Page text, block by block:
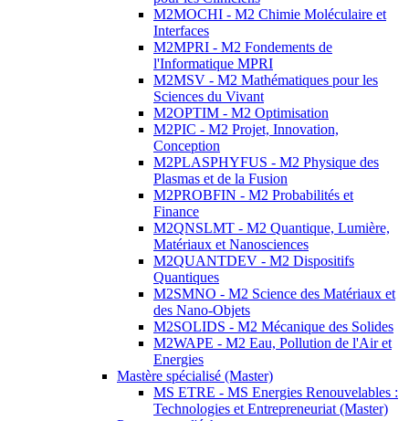
M2MOCHI - M2 Chimie Moléculaire et
Interfaces
M2MPRI - M2 Fondements de
l'Informatique MPRI
M2MSV - M2 Mathématiques pour les
Sciences du Vivant
M2OPTIM - M2 Optimisation
M2PIC - M2 Projet, Innovation,
Conception
M2PLASPHYFUS - M2 Physique des
Plasmas et de la Fusion
M2PROBFIN - M2 Probabilités et
Finance
M2QNSLMT - M2 Quantique, Lumière,
Matériaux et Nanosciences
M2QUANTDEV - M2 Dispositifs
Quantiques
M2SMNO - M2 Science des Matériaux et
des Nano-Objets
M2SOLIDS - M2 Mécanique des Solides
M2WAPE - M2 Eau, Pollution de l'Air et
Energies
Mastère spécialisé (Master)
MS ETRE - MS Energies Renouvelables :
Technologies et Entrepreneuriat (Master)